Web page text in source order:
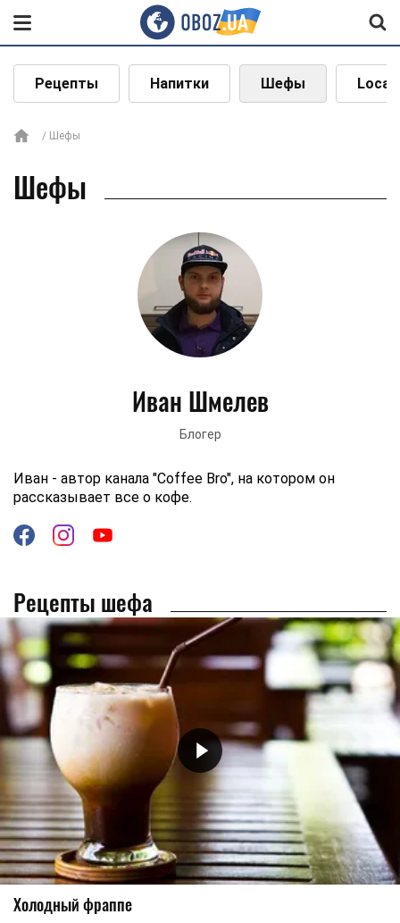
Рецепты Напитки Шефы Local
Шефы
Шефы
Иван Шмелев
Блогер
Иван - автор канала "Coffee Bro", на котором он
рассказывает все о кофе.
Рецепты шефа
Холодный фраппе